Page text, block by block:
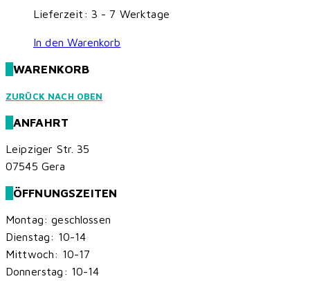
Lieferzeit: 3 - 7 Werktage
In den Warenkorb
WARENKORB
ZURÜCK NACH OBEN
ANFAHRT
Leipziger Str. 35
07545 Gera
ÖFFNUNGSZEITEN
Montag: geschlossen
Dienstag: 10-14
Mittwoch: 10-17
Donnerstag: 10-14